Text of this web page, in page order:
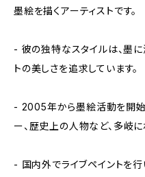
墨絵を描くアーティストです。
- 彼の独特なスタイルは、墨に
トの美しさを追求しています。
- 2005年から墨絵活動を開始
ー、歴史上の人物など、多岐
- 国内外でライブペイントを行